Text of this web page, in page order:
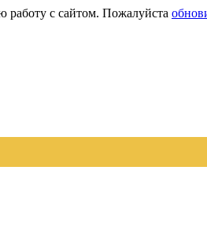
работу с сайтом. Пожалуйста